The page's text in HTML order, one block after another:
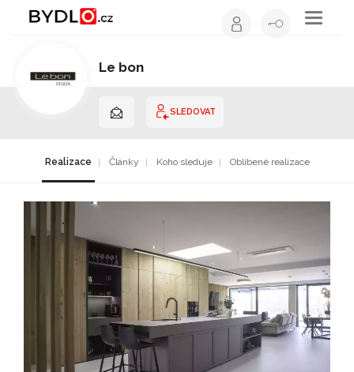
Toggle
Le bon
SLEDOVAT
Realizace Články Koho sleduje Oblíbené realizace